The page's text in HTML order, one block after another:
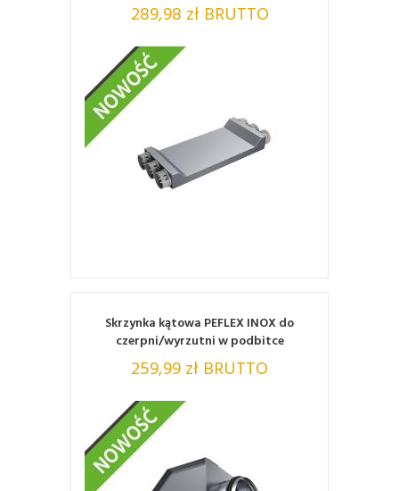
289,98 zł BRUTTO
Skrzynka kątowa PEFLEX INOX do
czerpni/wyrzutni w podbitce
259,99 zł BRUTTO